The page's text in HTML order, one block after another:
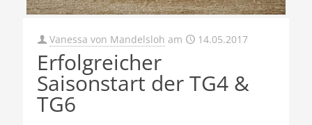
Vanessa von Mandelsloh am 14.05.2017
Erfolgreicher
Saisonstart der TG4 &
TG6